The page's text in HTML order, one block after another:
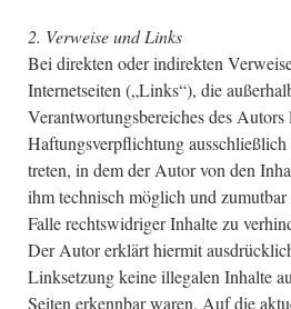
2. Verweise und Links
Bei direkten oder indirekten
Internetseiten („Links“), die
Verantwortungsbereiches des
Haftungsverpflichtung
treten, in dem der Autor von den
ihm technisch möglich und
Falle rechtswidriger Inhalte zu
Der Autor erklärt hiermit
Linksetzung keine illegalen Inhalte
Seiten erkennbar waren. Auf die